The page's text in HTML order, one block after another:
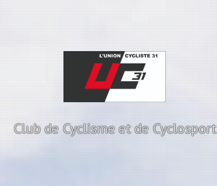
Club de Cyclisme et de Cyclosport